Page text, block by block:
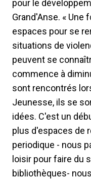
pour le
Grand'Anse. «
espaces pour se
situations de
peuvent se
commence à
sont rencontrés
Jeunesse, ils se
idées. C'est un
plus d'espaces de
periodique - nous
loisir pour faire du
bibliothèques-